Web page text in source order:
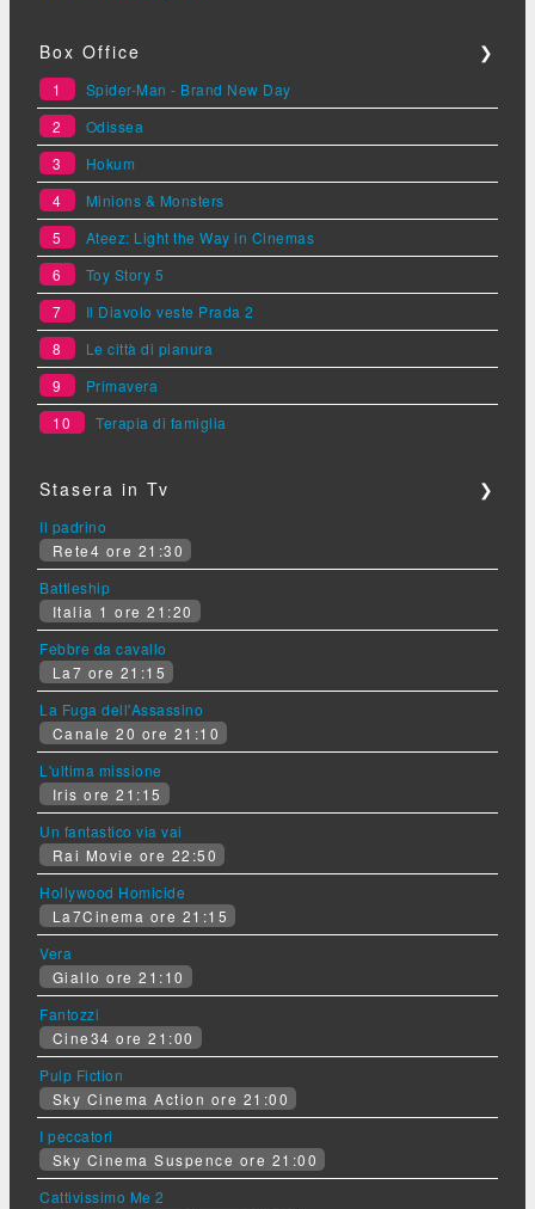
Box Office ❯
1
Spider-Man - Brand New Day
2
Odissea
3
Hokum
4
Minions & Monsters
5
Ateez: Light the Way in Cinemas
6
Toy Story 5
7
Il Diavolo veste Prada 2
8
Le città di pianura
9
Primavera
10
Terapia di famiglia
Stasera in Tv ❯
Il padrino
Rete4 ore 21:30
Battleship
Italia 1 ore 21:20
Febbre da cavallo
La7 ore 21:15
La Fuga dell'Assassino
Canale 20 ore 21:10
L'ultima missione
Iris ore 21:15
Un fantastico via vai
Rai Movie ore 22:50
Hollywood Homicide
La7Cinema ore 21:15
Vera
Giallo ore 21:10
Fantozzi
Cine34 ore 21:00
Pulp Fiction
Sky Cinema Action ore 21:00
I peccatori
Sky Cinema Suspence ore 21:00
Cattivissimo Me 2